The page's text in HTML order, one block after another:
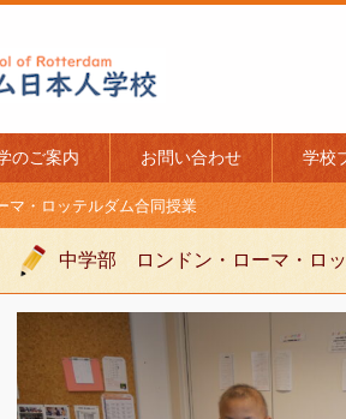
のご案内 お問い合わせ 学校
・ロッテルダム合同授業
中学部 ロンドン・ローマ・ロ